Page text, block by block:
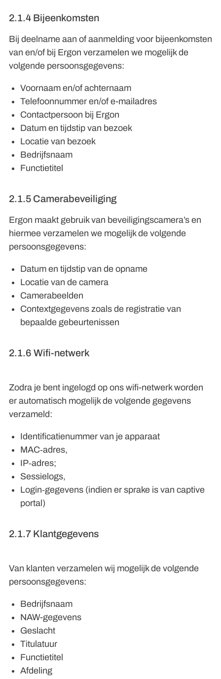
2.1.4 Bijeenkomsten
Bij deelname aan of aanmelding voor bijeenkomsten
van en/of bij Ergon verzamelen we mogelijk de
volgende persoonsgegevens:
Voornaam en/of achternaam
Telefoonnummer en/of e-mailadres
Contactpersoon bij Ergon
Datum en tijdstip van bezoek
Locatie van bezoek
Bedrijfsnaam
Functietitel
2.1.5 Camerabeveiliging
Ergon maakt gebruik van beveiligingscamera’s en
hiermee verzamelen we mogelijk de volgende
persoonsgegevens:
Datum en tijdstip van de opname
Locatie van de camera
Camerabeelden
Contextgegevens zoals de registratie van
bepaalde gebeurtenissen
2.1.6 Wifi-netwerk
Zodra je bent ingelogd op ons wifi-netwerk worden
er automatisch mogelijk de volgende gegevens
verzameld:
Identificatienummer van je apparaat
MAC‑adres,
IP‑adres;
Sessielogs,
Login‑gegevens (indien er sprake is van captive
portal)
2.1.7 Klantgegevens
Van klanten verzamelen wij mogelijk de volgende
persoonsgegevens:
Bedrijfsnaam
NAW-gegevens
Geslacht
Titulatuur
Functietitel
Afdeling